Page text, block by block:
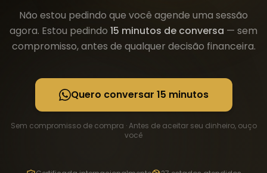
Não estou pedindo que você agende uma sessão
agora. Estou pedindo 15 minutos de conversa — sem
compromisso, antes de qualquer decisão financeira.
Quero conversar 15 minutos
Sem compromisso de compra · Antes de aceitar seu dinheiro, ouço
você